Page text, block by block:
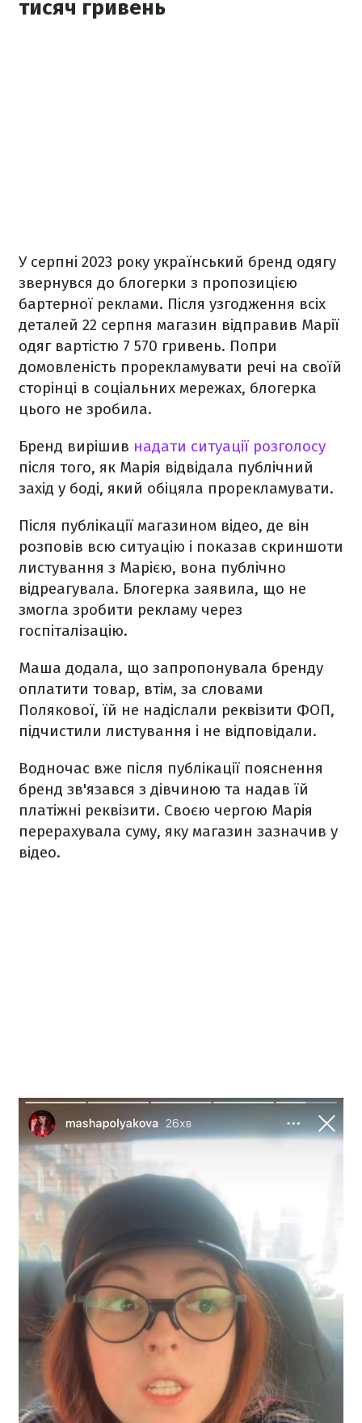
тисяч гривень
У серпні 2023 року український бренд одягу
звернувся до блогерки з пропозицією
бартерної реклами. Після узгодження всіх
деталей 22 серпня магазин відправив Марії
одяг вартістю 7 570 гривень. Попри
домовленість прорекламувати речі на своїй
сторінці в соціальних мережах, блогерка
цього не зробила.
Бренд вирішив надати ситуації розголосу
після того, як Марія відвідала публічний
захід у боді, який обіцяла прорекламувати.
Після публікації магазином відео, де він
розповів всю ситуацію і показав скриншоти
листування з Марією, вона публічно
відреагувала. Блогерка заявила, що не
змогла зробити рекламу через
госпіталізацію.
Маша додала, що запропонувала бренду
оплатити товар, втім, за словами
Полякової, їй не надіслали реквізити ФОП,
підчистили листування і не відповідали.
Водночас вже після публікації пояснення
бренд зв'язався з дівчиною та надав їй
платіжні реквізити. Своєю чергою Марія
перерахувала суму, яку магазин зазначив у
відео.